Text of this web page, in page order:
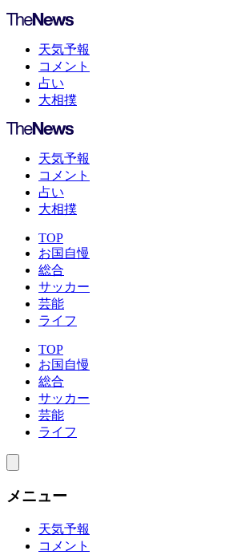
天気予報
コメント
占い
大相撲
天気予報
コメント
占い
大相撲
TOP
お国自慢
総合
サッカー
芸能
ライフ
TOP
お国自慢
総合
サッカー
芸能
ライフ
メニュー
天気予報
コメント